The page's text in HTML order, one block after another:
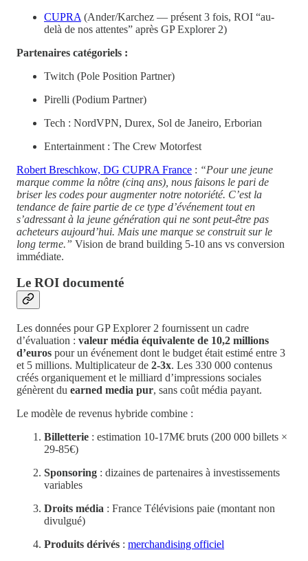
CUPRA (Ander/Karchez — présent 3 fois, ROI “au-
delà de nos attentes” après GP Explorer 2)
Partenaires catégoriels :
Twitch (Pole Position Partner)
Pirelli (Podium Partner)
Tech : NordVPN, Durex, Sol de Janeiro, Erborian
Entertainment : The Crew Motorfest
Robert Breschkow, DG CUPRA France : “Pour une jeune
marque comme la nôtre (cinq ans), nous faisons le pari de
briser les codes pour augmenter notre notoriété. C’est la
tendance de faire partie de ce type d’événement tout en
s’adressant à la jeune génération qui ne sont peut-être pas
acheteurs aujourd’hui. Mais une marque se construit sur le
long terme.” Vision de brand building 5-10 ans vs conversion
immédiate.
Le ROI documenté
Les données pour GP Explorer 2 fournissent un cadre
d’évaluation : valeur média équivalente de 10,2 millions
d’euros pour un événement dont le budget était estimé entre 3
et 5 millions. Multiplicateur de 2-3x. Les 330 000 contenus
créés organiquement et le milliard d’impressions sociales
génèrent du earned media pur, sans coût média payant.
Le modèle de revenus hybride combine :
Billetterie : estimation 10-17M€ bruts (200 000 billets ×
29-85€)
Sponsoring : dizaines de partenaires à investissements
variables
Droits média : France Télévisions paie (montant non
divulgué)
Produits dérivés : merchandising officiel